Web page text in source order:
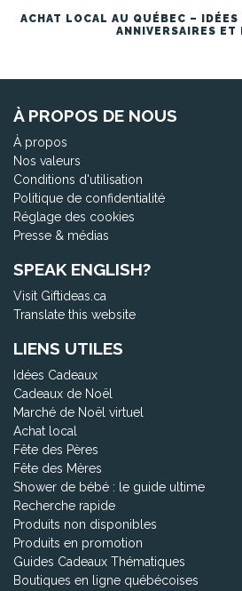
ACHAT LOCAL AU QUÉBEC –
ANNIVERSAIRES ET
À PROPOS DE NOUS
À propos
Nos valeurs
Conditions d'utilisation
Politique de confidentialité
Réglage des cookies
Presse & médias
SPEAK ENGLISH?
Visit Giftideas.ca
Translate this website
LIENS UTILES
Idées Cadeaux
Cadeaux de Noël
Marché de Noël virtuel
Achat local
Fête des Pères
Fête des Mères
Shower de bébé : le guide ultime
Recherche rapide
Produits non disponibles
Produits en promotion
Guides Cadeaux Thématiques
Boutiques en ligne québécoises